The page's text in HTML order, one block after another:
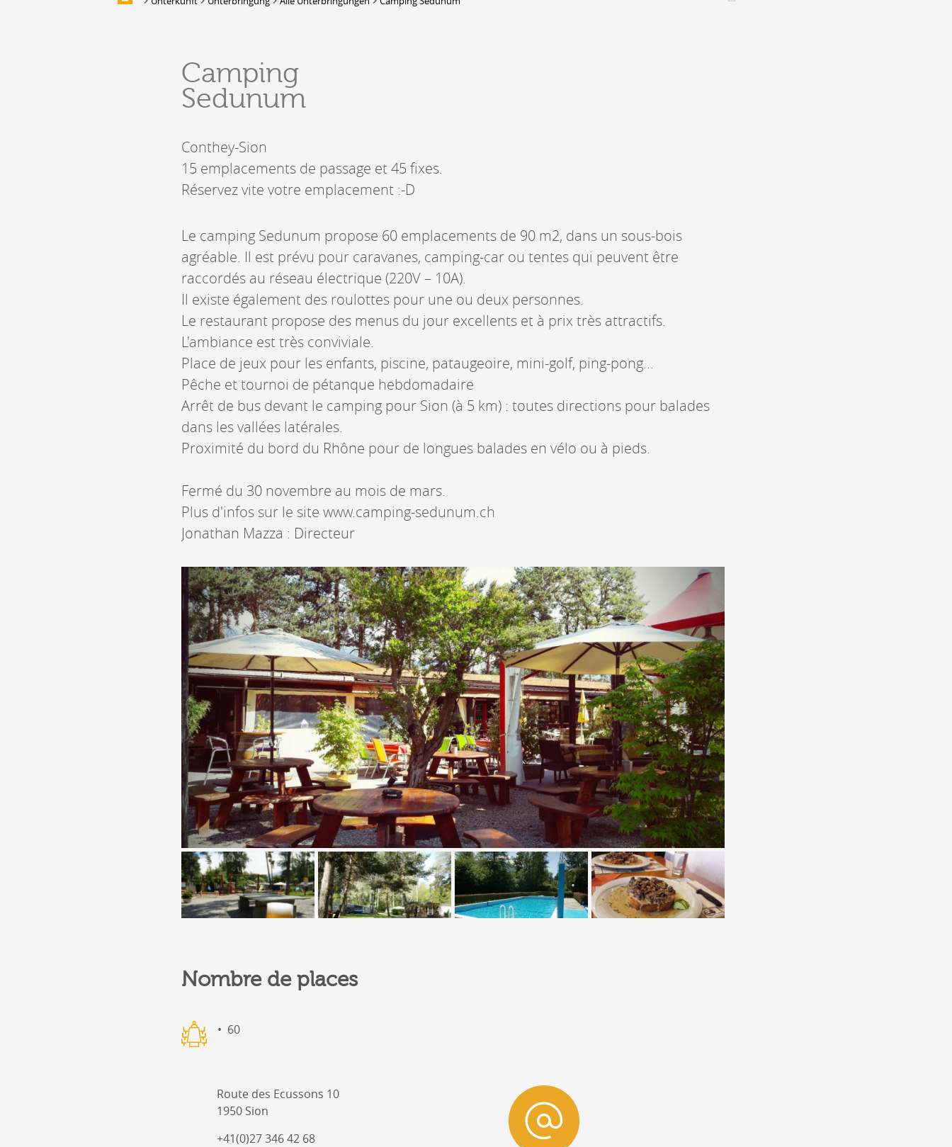
Multimedia
Unterbringung
Location de salles et de couverts
Caveaux de dégustation
Hébergement
Accès
Camping
Sedunum
Conthey-Sion
15 emplacements de passage et 45 fixes.
Réservez vite votre emplacement :-D
Le camping Sedunum propose 60 emplacements de 90 m2, dans un sous-bois
agréable. Il est prévu pour caravanes, camping-car ou tentes qui peuvent être
raccordés au réseau électrique (220V – 10A).
Il existe également des roulottes pour une ou deux personnes.
Le restaurant propose des menus du jour excellents et à prix très attractifs.
L'ambiance est très conviviale.
Place de jeux pour les enfants, piscine, pataugeoire, mini-golf, ping-pong...
Pêche et tournoi de pétanque hebdomadaire
Arrêt de bus devant le camping pour Sion (à 5 km) : toutes directions pour balades
dans les vallées latérales.
Proximité du bord du Rhône pour de longues balades en vélo ou à pieds.
Fermé du 30 novembre au mois de mars.
Plus d'infos sur le site www.camping-sedunum.ch
Jonathan Mazza : Directeur
Nombre de places
60
Route des Ecussons 10
1950 Sion
+41(0)27 346 42 68